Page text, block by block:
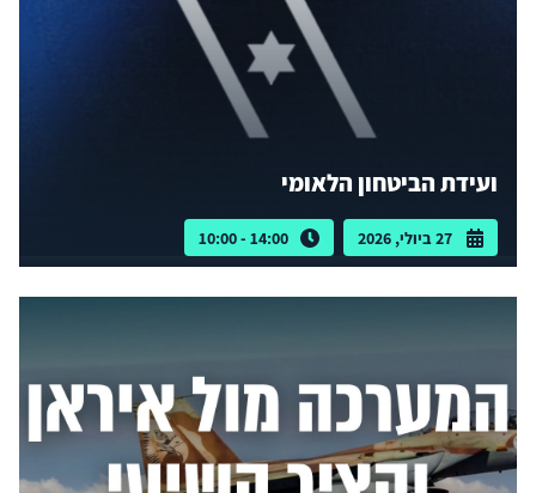
ועידת הביטחון הלאומי
27 ביולי, 2026 14:00 - 10:00